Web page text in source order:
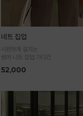
네트 집업
시원하게 걸치는
썸머 니트 집업 가디건
52,000